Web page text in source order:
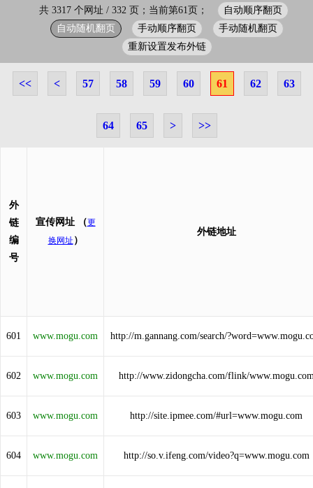
共 3317 个网址 / 332 页；当前第61页；
自动顺序翻页
自动随机翻页
手动顺序翻页
手动随机翻页
重新设置发布外链
<< < 57 58 59 60 61 62 63
64 65 > >>
外
链
编
号
宣传网址 （更
换网址 ）
外链地址
601 www.mogu.com http://m.gannang.com/search/
602 www.mogu.com http://www.zidongcha.com/flink/
603 www.mogu.com http://site.ipmee.com/#url=www.mogu.com
604 www.mogu.com http://so.v.ifeng.com/video?q=www.mogu.com